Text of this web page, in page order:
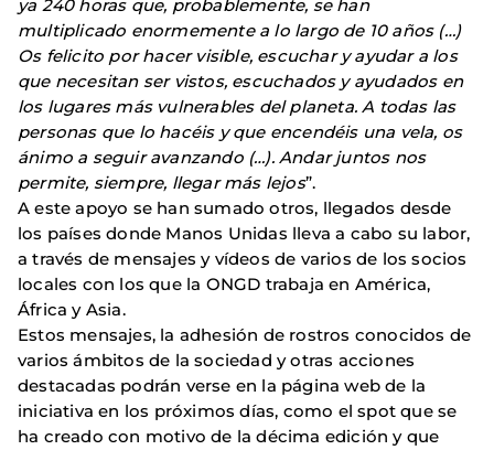
ya 240 horas que, probablemente, se han
multiplicado enormemente a lo largo de 10 años (…)
Os felicito por hacer visible, escuchar y ayudar a los
que necesitan ser vistos, escuchados y ayudados en
los lugares más vulnerables del planeta. A todas las
personas que lo hacéis y que encendéis una vela, os
ánimo a seguir avanzando (…). Andar juntos nos
permite, siempre, llegar más lejos”.
A este apoyo se han sumado otros, llegados desde
los países donde Manos Unidas lleva a cabo su labor,
a través de mensajes y vídeos de varios de los socios
locales con los que la ONGD trabaja en América,
África y Asia.
Estos mensajes, la adhesión de rostros conocidos de
varios ámbitos de la sociedad y otras acciones
destacadas podrán verse en la página web de la
iniciativa en los próximos días, como el spot que se
ha creado con motivo de la décima edición y que